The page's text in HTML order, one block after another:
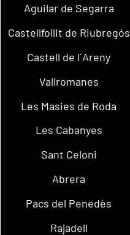
Aguilar de Segarra
Castellfollit de Riubregós
Castell de l´Areny
Vallromanes
Les Masies de Roda
Les Cabanyes
Sant Celoni
Abrera
Pacs del Penedès
Rajadell